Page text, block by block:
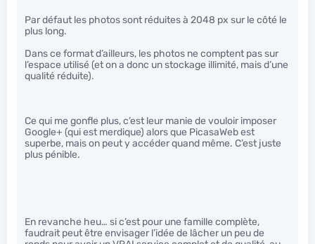
Par défaut les photos sont réduites à 2048 px sur le côté le
plus long.
Dans ce format d’ailleurs, les photos ne comptent pas sur
l’espace utilisé (et on a donc un stockage illimité, mais d’une
qualité réduite).
Ce qui me gonfle plus, c’est leur manie de vouloir imposer
Google+ (qui est merdique) alors que PicasaWeb est
superbe, mais on peut y accéder quand même. C’est juste
plus pénible.
En revanche heu… si c’est pour une famille complète,
faudrait peut être envisager l’idée de lâcher un peu de